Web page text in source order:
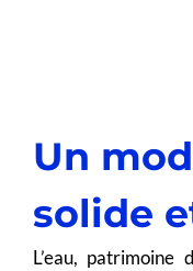
Un
solide
L’eau, patrimoine